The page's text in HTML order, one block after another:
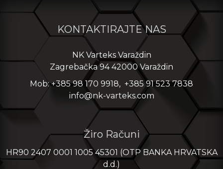
KONTAKTIRAJTE NAS
NK Varteks Varaždin
Zagrebačka 94 42000 Varaždin
Mob: +385 98 170 9918, +385 91 523 7838
info@nk-varteks.com
Žiro Računi
HR90 2407 0001 1005 45301 (OTP BANKA HRVATSKA
d.d.)